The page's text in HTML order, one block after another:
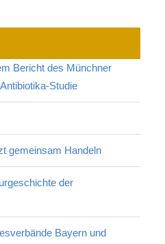
Bericht des Münchner
Studie
gemeinsam Handeln
der
Bayern und